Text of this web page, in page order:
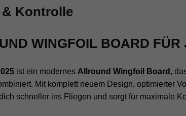
Kontrolle
WINGFOIL BOARD FÜR
ist ein modernes Allround Wingfoil Board ,
Mit komplett neuem Design, optimierter
schneller ins Fliegen und sorgt für maximale